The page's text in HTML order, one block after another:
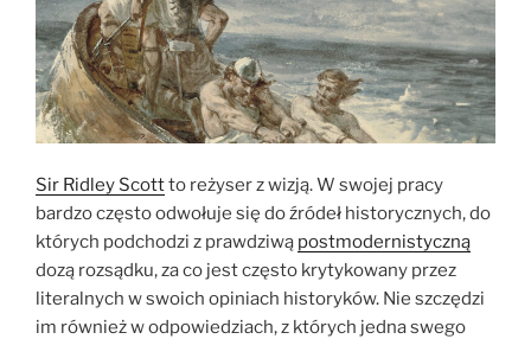
Sir Ridley Scottto reżyser z wizją. W swojej pracy
bardzo często odwołuje się do źródeł historycznych, do
których podchodzi z prawdziwą postmodernistyczną
dozą rozsądku, za co jest często krytykowany przez
literalnych w swoich opiniach historyków. Nie szczędzi
im również w odpowiedziach, z których jedna swego